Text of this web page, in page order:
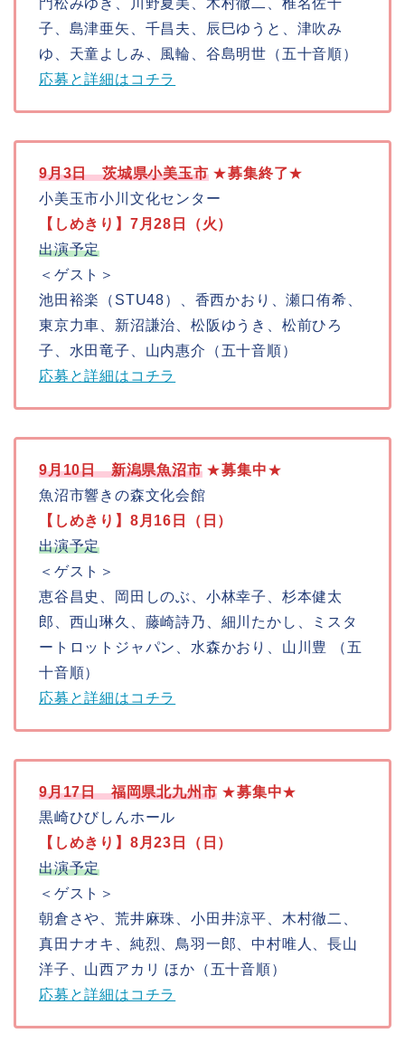
門松みゆき、川野夏美、木村徹二、椎名佐千
子、島津亜矢、千昌夫、辰巳ゆうと、津吹み
ゆ、天童よしみ、風輪、谷島明世（五十音順）
応募と詳細はコチラ
9月3日 茨城県小美玉市★募集終了★
小美玉市小川文化センター
【しめきり】7月28日（火）
出演予定
＜ゲスト＞
池田裕楽（STU48）、香西かおり、瀬口侑希、
東京力車、新沼謙治、松阪ゆうき、松前ひろ
子、水田竜子、山内惠介（五十音順）
応募と詳細はコチラ
9月10日 新潟県魚沼市★募集中★
魚沼市響きの森文化会館
【しめきり】8月16日（日）
出演予定
＜ゲスト＞
恵谷昌史、岡田しのぶ、小林幸子、杉本健太
郎、西山琳久、藤崎詩乃、細川たかし、ミスタ
ートロットジャパン、水森かおり、山川豊 （五
十音順）
応募と詳細はコチラ
9月17日 福岡県北九州市 ★募集中★
黒崎ひびしんホール
【しめきり】8月23日（日）
出演予定
＜ゲスト＞
朝倉さや、荒井麻珠、小田井涼平、木村徹二、
真田ナオキ、純烈、鳥羽一郎、中村唯人、長山
洋子、山西アカリ ほか（五十音順）
応募と詳細はコチラ